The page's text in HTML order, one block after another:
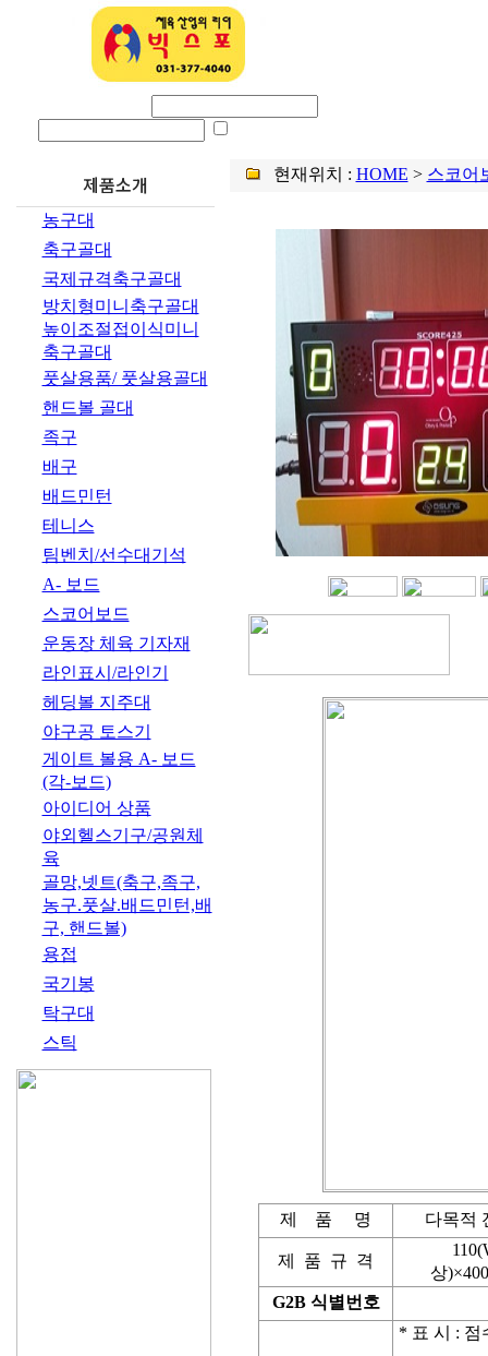
제품소개
농구대
축구골대
국제규격축구골대
방치형미니축구골대
높이조절접이식미니
축구골대
풋살용품/ 풋살용골대
핸드볼 골대
족구
배구
배드민턴
테니스
팀벤치/선수대기석
A- 보드
스코어보드
운동장 체육 기자재
라인표시/라인기
헤딩볼 지주대
야구공 토스기
게이트 볼용 A- 보드
(각-보드)
아이디어 상품
야외헬스기구/공원체
육
골망,넷트(축구,족구,
농구.풋살.배드민턴,배
구, 핸드볼)
용접
국기봉
탁구대
스틱
현재위치 : HOME > 스코어
제 품 명 다목적
제 품 규 격
상
G2B 식별번호
* 표 시 : 점